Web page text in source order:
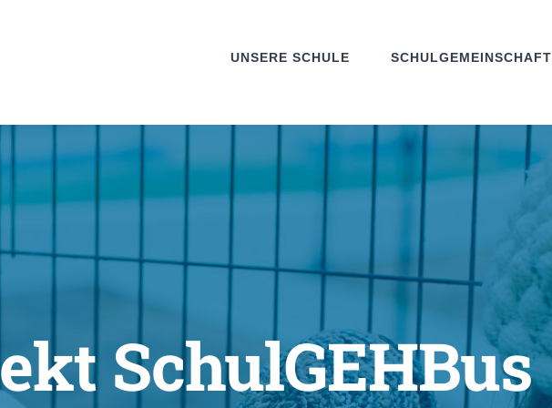
UNSERE SCHULE SCHULGEMEINSCHAFT
SchulGEHBus